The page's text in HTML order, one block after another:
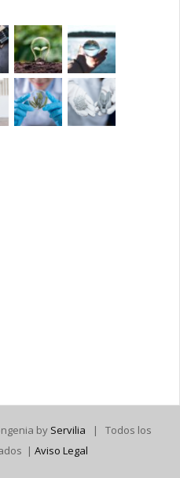
by Servilia | Todos los
| Aviso Legal